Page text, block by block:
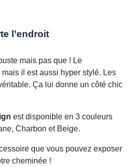
l’endroit
mais pas que ! Le
il est aussi hyper stylé. Les
Ça lui donne un côté chic
est disponible en 3 couleurs
Charbon et Beige.
que vous pouvez exposer
cheminée !